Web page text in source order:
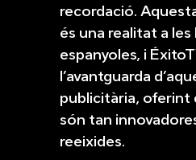
recordació.
és una realitat a les
espanyoles, i
l’avantguarda
publicitària, oferint
són tan
reeixides.